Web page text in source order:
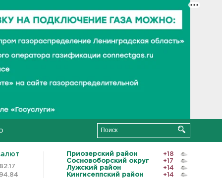
Приозерский район
+18
Сосновоборский округ
+17
Лужский район
+14
Кингисеппский район
+14